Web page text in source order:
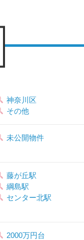
神奈川区
その他
未公開物件
藤が丘駅
綱島駅
センター北駅
2000万円台